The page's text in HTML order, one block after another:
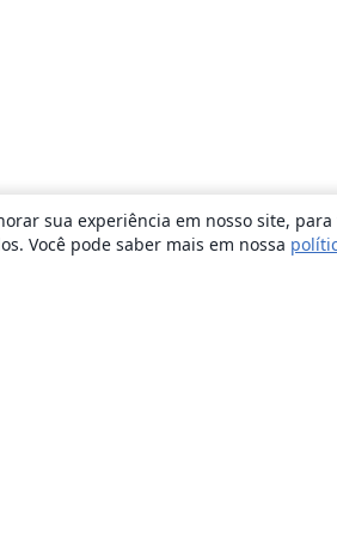
sua experiência em nosso site,
Você pode saber mais em nossa